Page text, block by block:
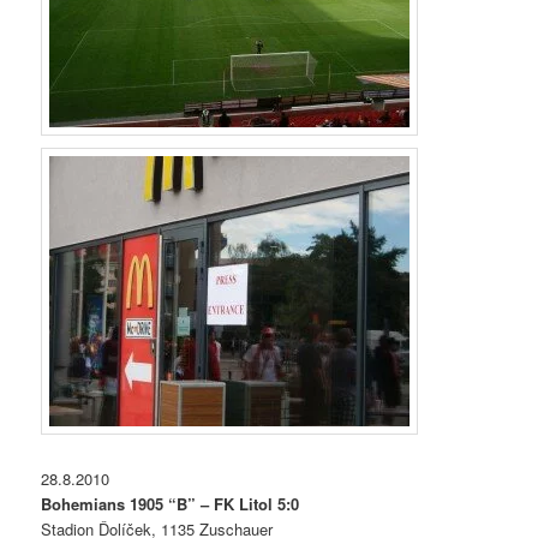
28.8.2010
Bohemians 1905 “B” – FK Litol 5:0
Stadion Ďolíček, 1135 Zuschauer